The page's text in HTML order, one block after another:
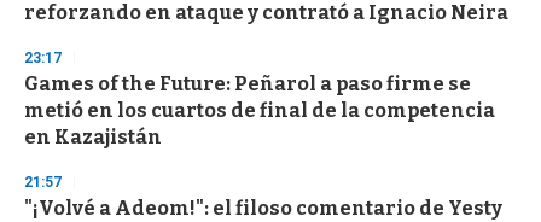
reforzando en ataque y contrató a Ignacio Neira
23:17
Games of the Future: Peñarol a paso firme se
metió en los cuartos de final de la competencia
en Kazajistán
21:57
"¡Volvé a Adeom!": el filoso comentario de Yesty